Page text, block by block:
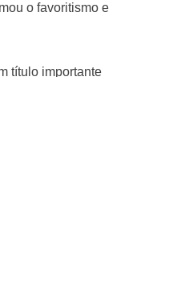
o favoritismo e
título importante